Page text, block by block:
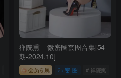
# 王心悦
禅院熏 – 微密圈套图合集[54
期-2024.10]
会员专属 密⋅圈 # 禅院熏